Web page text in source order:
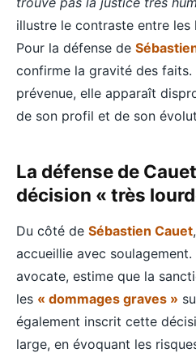
illustre le contraste entre les
Pour la défense de
confirme la gravité des faits.
prévenue, elle apparaît
de son profil et de son
La défense de
décision « très
Du côté de Sébastien Cauet
accueillie avec soulagement.
avocate, estime que la
les « dommages graves »
également inscrit cette
large, en évoquant les